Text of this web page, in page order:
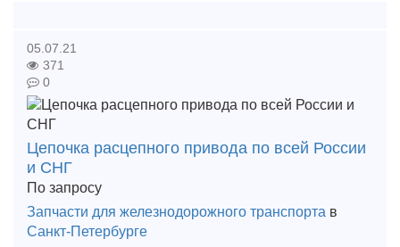
05.07.21
371
0
Цепочка расцепного привода по всей России
и СНГ
По запросу
Запчасти для железнодорожного транспорта в
Санкт-Петербурге